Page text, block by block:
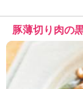
豚薄切り肉の